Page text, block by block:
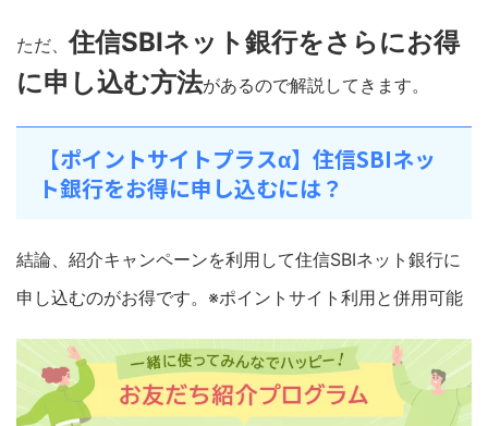
ただ、住信SBIネット銀行をさらにお得
に申し込む方法があるので解説してきます。
【ポイントサイトプラスα】住信SBIネッ
ト銀行をお得に申し込むには？
結論、紹介キャンペーンを利用して住信SBIネット銀行に
申し込むのがお得です。※ポイントサイト利用と併用可能